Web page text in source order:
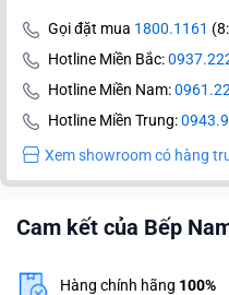
Gọi đặt mua 1800.1161
Hotline Miền Bắc:
Hotline Miền Nam:
Hotline Miền Trung:
Xem showroom có hàng
Cam kết của Bếp
Hàng chính hãng 100%